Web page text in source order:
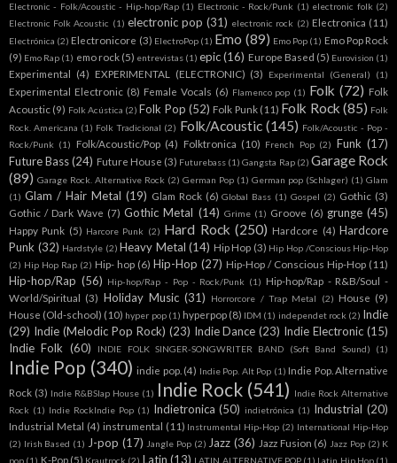
Electronic - Folk/Acoustic - Hip-hop/Rap (1) Electronic - Rock/Punk (1) electronic folk (2)
Electronic Folk Acoustic (1) electronic pop (31) electronic rock (2) Electronica (11)
Electrónica (2) Electronicore (3) ElectroPop (1) Emo (89) Emo Pop (1) Emo Pop Rock
(9) Emo Rap (1) emo rock (5) entrevistas (1) epic (16) Europe Based (5) Eurovision (1)
Experimental (4) EXPERIMENTAL (ELECTRONIC) (3) Experimental (General) (1)
Experimental Electronic (8) Female Vocals (6) Flamenco pop (1) Folk (72) Folk
Acoustic (9) Folk Acústica (2) Folk Pop (52) Folk Punk (11) Folk Rock (85) Folk
Rock. Americana (1) Folk Tradicional (2) Folk/Acoustic (145) Folk/Acoustic - Pop -
Rock/Punk (1) Folk/Acoustic/Pop (4) Folktronica (10) French Pop (2) Funk (17)
Future Bass (24) Future House (3) Futurebass (1) Gangsta Rap (2) Garage Rock
(89) Garage Rock. Alternative Rock (2) German Pop (1) German pop (Schlager) (1) Glam
(1) Glam / Hair Metal (19) Glam Rock (6) Global Bass (1) Gospel (2) Gothic (3)
Gothic / Dark Wave (7) Gothic Metal (14) Grime (1) Groove (6) grunge (45)
Happy Punk (5) Harcore Punk (2) Hard Rock (250) Hardcore (4) Hardcore
Punk (32) Hardstyle (2) Heavy Metal (14) Hip Hop (3) Hip Hop /Conscious Hip-Hop
(2) Hip Hop Rap (2) Hip- hop (6) Hip-Hop (27) Hip-Hop / Conscious Hip-Hop (11)
Hip-hop/Rap (56) Hip-hop/Rap - Pop - Rock/Punk (1) Hip-hop/Rap - R&B/Soul -
World/Spiritual (3) Holiday Music (31) Horrorcore / Trap Metal (2) House (9)
House (Old-school) (10) hyper pop (1) hyperpop (8) IDM (1) independet rock (2) Indie
(29) Indie (Melodic Pop Rock) (23) Indie Dance (23) Indie Electronic (15)
Indie Folk (60) INDIE FOLK SINGER-SONGWRITER BAND (Soft Band Sound) (1)
Indie Pop (340) indie pop. (4) Indie Pop. Alt Pop (1) Indie Pop. Alternative
Rock (3) Indie R&BSlap House (1) Indie Rock (541) Indie Rock Alternative
Rock (1) Indie RockIndie Pop (1) Indietronica (50) indietrónica (1) Industrial (20)
Industrial Metal (4) instrumental (11) Instrumental Hip-Hop (2) International Hip-Hop
(2) Irish Based (1) J-pop (17) Jangle Pop (2) Jazz (36) Jazz Fusion (6) Jazz Pop (2) K
pop (1) K-Pop (5) Krautrock (2) Latin (13) LATIN ALTERNATIVE POP (1) Latin Hip Hop (1)